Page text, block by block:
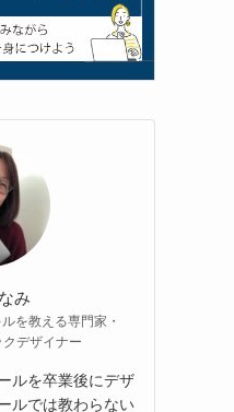
み
を教える専門家・
デザイナー
ルを卒業後にデザ
ルでは教わらない